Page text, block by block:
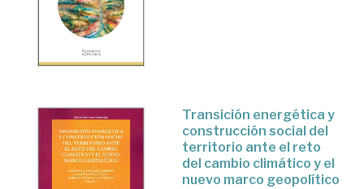
Transición energética y
construcción social del
territorio ante el reto
del cambio climático y el
nuevo marco geopolítico